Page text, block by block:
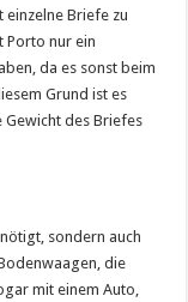
einzelne Briefe zu
Porto nur ein
da es sonst beim
Grund ist es
Gewicht des Briefes
sondern auch
die
mit einem Auto,